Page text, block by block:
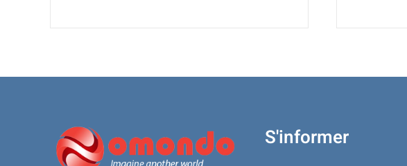
S'informer